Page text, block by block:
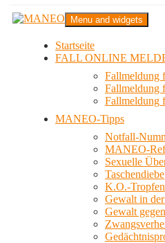
Zum
InhaltMANEO
Das schwule Anti-Gewalt-Projekt
Menu and widgets
Startseite
FALL ONLINE
Fallmeldung
Fallmeldung
Fallmeldung
MANEO-Tipps
Notfall-
MANEO-
Sexuelle
Taschendiebe
K.O.-Tropfen
Gewalt in
Gewalt